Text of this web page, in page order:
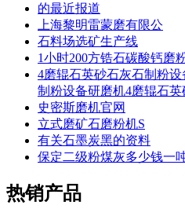
的最近报道
上海黎明雷蒙磨有限公
石料场选矿生产线
1小时200方锆石碳酸钙磨
4磨辊石英砂石灰石制粉
制粉设备研磨机4磨辊石
史密斯磨机官网
立式磨矿石磨粉机S
有关石墨炭黑的资料
保定二级粉煤灰多少钱一
热销产品